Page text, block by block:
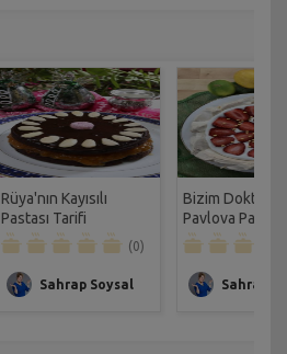
Rüya'nın Kayısılı
Pastası Tarifi
(0)
Sahrap Soysal
Bizim Doktorun
Pavlova
Sahrap